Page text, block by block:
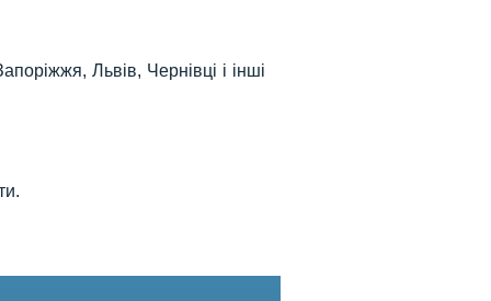
Львів, Чернівці і інші